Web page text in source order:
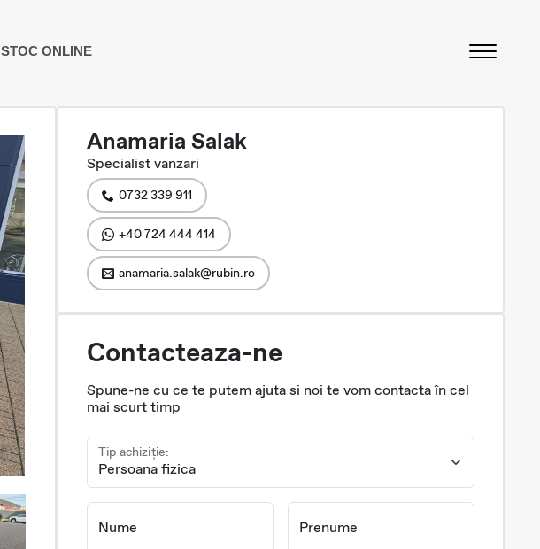
STOC ONLINE
Anamaria Salak
Specialist vanzari
0732 339 911
+40 724 444 414
anamaria.salak@rubin.ro
Contacteaza-ne
Spune-ne cu ce te putem ajuta si noi te vom contacta în cel
mai scurt timp
Tip achiziție:
Nume Prenume